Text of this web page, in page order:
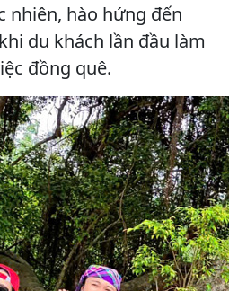
nhiên, hào hứng đến
du khách lần đầu làm
đồng quê.